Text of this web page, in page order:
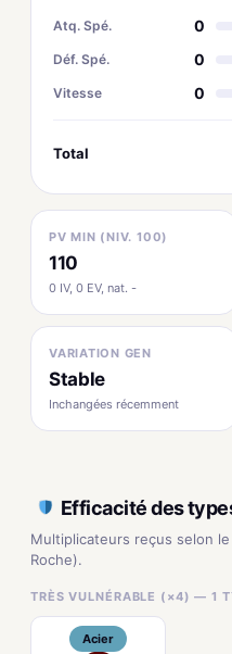
Atq. Spé. 0
Déf. Spé. 0
Vitesse 0
Total
PV MIN (NIV. 100)
110
0 IV, 0 EV, nat. -
VARIATION GEN
Stable
Inchangées récemment
Efficacité des
Multiplicateurs reçus selon
Roche).
TRÈS VULNÉRABLE (×4) — 1
Acier